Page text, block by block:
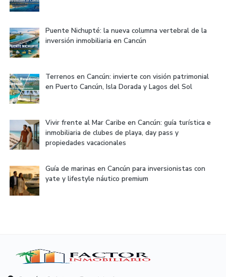
Puente Nichupté: la nueva columna vertebral de la
inversión inmobiliaria en Cancún
Terrenos en Cancún: invierte con visión patrimonial
en Puerto Cancún, Isla Dorada y Lagos del Sol
Vivir frente al Mar Caribe en Cancún: guía turística e
inmobiliaria de clubes de playa, day pass y
propiedades vacacionales
Guía de marinas en Cancún para inversionistas con
yate y lifestyle náutico premium